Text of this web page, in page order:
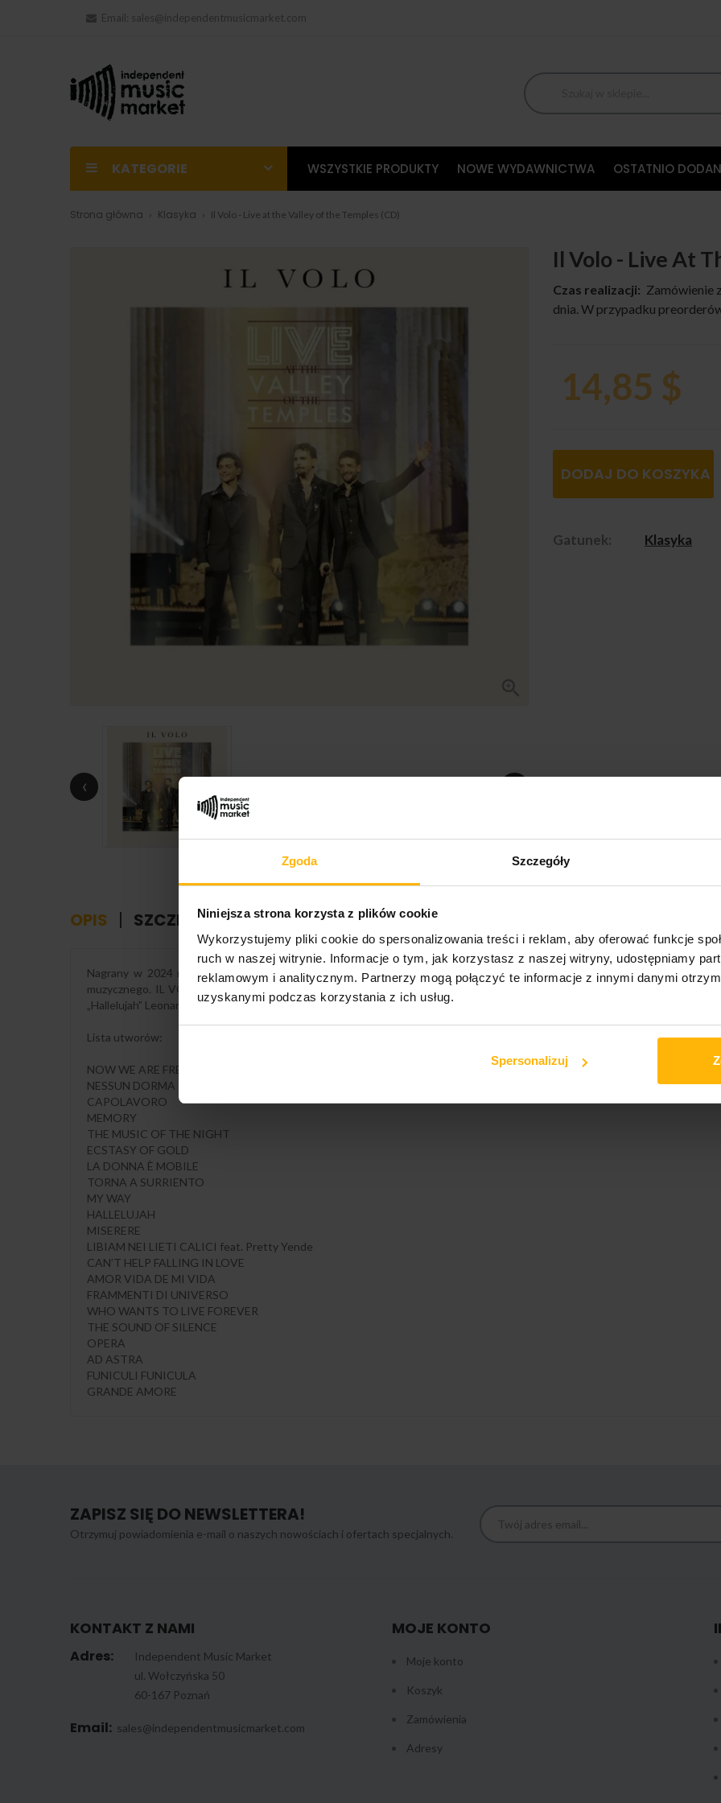
Zgoda Szczegóły
Niniejsza strona korzysta z plików cookie
Wykorzystujemy pliki cookie do spersonalizowania treści i reklam, aby oferować funkcje
ruch w naszej witrynie. Informacje o tym, jak korzystasz z naszej witryny, udostępniamy
reklamowym i analitycznym. Partnerzy mogą połączyć te informacje z innymi danymi
uzyskanymi podczas korzystania z ich usług.
Spersonalizuj
Email: sales@independentmusicmarket.com
KATEGORIE WSZYSTKIE PRODUKTY NOWE WYDAWNICTWA OSTATNIO
Strona główna Klasyka Il Volo - Live at the Valley of the Temples (CD)
‹ ›
Il Volo - Live At
Czas realizacji: Zamówienie
dnia. W przypadku
14,85 $
DODAJ DO KOSZYKA
Gatunek: Klasyka
OPIS SZCZEGÓŁY PRODUKTU
Nagrany w 2024 roku w zachwycającej Świątyni Zgody, w kultowej Dolinie Świątyń na Sycylii, ten wyczekiwany występ
muzycznego. IL VOLO oferuje potężne interpretacje ponadczasowych utworów, w tym neapolitańskiego klasyka „O’ Sole
„Hallelujah” Leonarda Cohena, a także innych arii, ballad i klasycznych przebojów. Daj nam znać, jeśli chcesz coś dodać.
Lista utworów:
NOW WE ARE FREE - From "Il Gladiatore"
NESSUN DORMA
CAPOLAVORO
MEMORY
THE MUSIC OF THE NIGHT
ECSTASY OF GOLD
LA DONNA È MOBILE
TORNA A SURRIENTO
MY WAY
HALLELUJAH
MISERERE
LIBIAM NEI LIETI CALICI feat. Pretty Yende
CAN’T HELP FALLING IN LOVE
AMOR VIDA DE MI VIDA
FRAMMENTI DI UNIVERSO
WHO WANTS TO LIVE FOREVER
THE SOUND OF SILENCE
OPERA
AD ASTRA
FUNICULI FUNICULA
GRANDE AMORE
ZAPISZ SIĘ DO NEWSLETTERA!
Otrzymuj powiadomienia e-mail o naszych nowościach i ofertach specjalnych.
KONTAKT Z NAMI
Adres:
Independent Music Market
ul. Wołczyńska 50
60-167 Poznań
Email: sales@independentmusicmarket.com
MOJE KONTO
Moje konto
Koszyk
Zamówienia
Adresy